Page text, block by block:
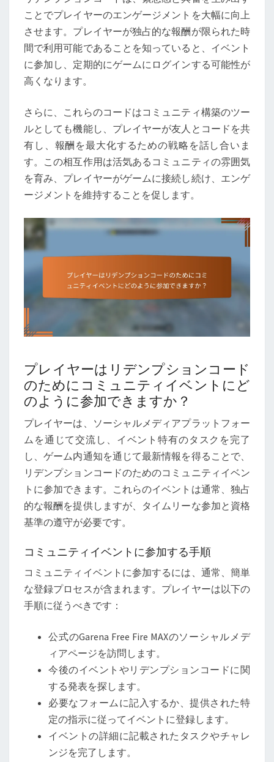
ことでプレイヤーのエンゲージメントを大幅に向上
させます。プレイヤーが独占的な報酬が限られた時
間で利用可能であることを知っていると、イベント
に参加し、定期的にゲームにログインする可能性が
高くなります。
さらに、これらのコードはコミュニティ構築のツー
ルとしても機能し、プレイヤーが友人とコードを共
有し、報酬を最大化するための戦略を話し合いま
す。この相互作用は活気あるコミュニティの雰囲気
を育み、プレイヤーがゲームに接続し続け、エンゲ
ージメントを維持することを促します。
プレイヤーはリデンプションコード
のためにコミュニティイベントにど
のように参加できますか？
プレイヤーは、ソーシャルメディアプラットフォー
ムを通じて交流し、イベント特有のタスクを完了
し、ゲーム内通知を通じて最新情報を得ることで、
リデンプションコードのためのコミュニティイベン
トに参加できます。これらのイベントは通常、独占
的な報酬を提供しますが、タイムリーな参加と資格
基準の遵守が必要です。
コミュニティイベントに参加する手順
コミュニティイベントに参加するには、通常、簡単
な登録プロセスが含まれます。プレイヤーは以下の
手順に従うべきです：
公式のGarena Free Fire MAXのソーシャルメデ
ィアページを訪問します。
今後のイベントやリデンプションコードに関
する発表を探します。
必要なフォームに記入するか、提供された特
定の指示に従ってイベントに登録します。
イベントの詳細に記載されたタスクやチャレ
ンジを完了します。